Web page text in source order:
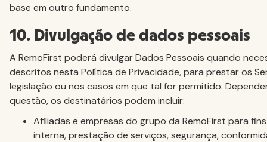
base em outro fundamento.
10. Divulgação de dados pessoais
A RemoFirst poderá divulgar Dados Pessoais quando
descritos nesta Política de Privacidade, para prestar os
legislação ou nos casos em que tal for permitido.
questão, os destinatários podem incluir:
Afiliadas e empresas do grupo da RemoFirst para
interna, prestação de serviços, segurança,